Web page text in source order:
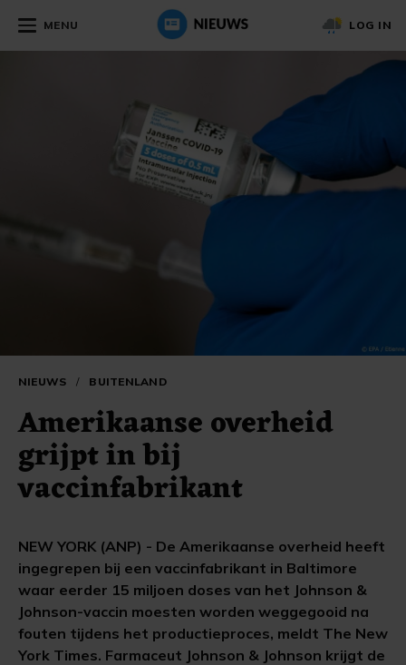
MENU LOG IN
NIEUWS / BUITENLAND
Amerikaanse overheid
grijpt in bij
vaccinfabrikant
NEW YORK (ANP) - De Amerikaanse overheid heeft
ingegrepen bij een vaccinfabrikant in Baltimore
waar eerder 15 miljoen doses van het Johnson &
Johnson-vaccin moesten worden weggegooid na
fouten tijdens het productieproces, meldt The New
York Times. Farmaceut Johnson & Johnson krijgt de